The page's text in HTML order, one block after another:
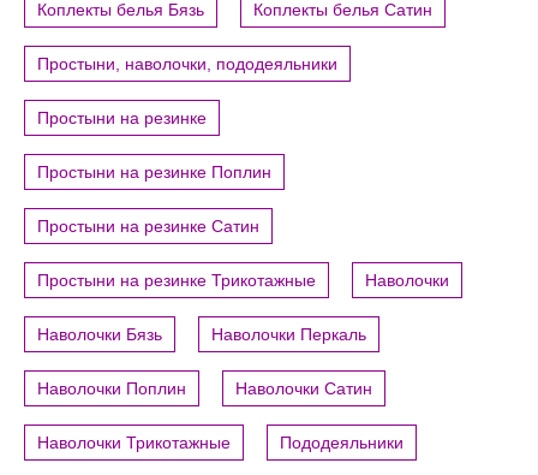
Коплекты белья Бязь Коплекты белья Сатин
Простыни, наволочки, пододеяльники
Простыни на резинке
Простыни на резинке Поплин
Простыни на резинке Сатин
Простыни на резинке Трикотажные Наволочки
Наволочки Бязь Наволочки Перкаль
Наволочки Поплин Наволочки Сатин
Наволочки Трикотажные Пододеяльники